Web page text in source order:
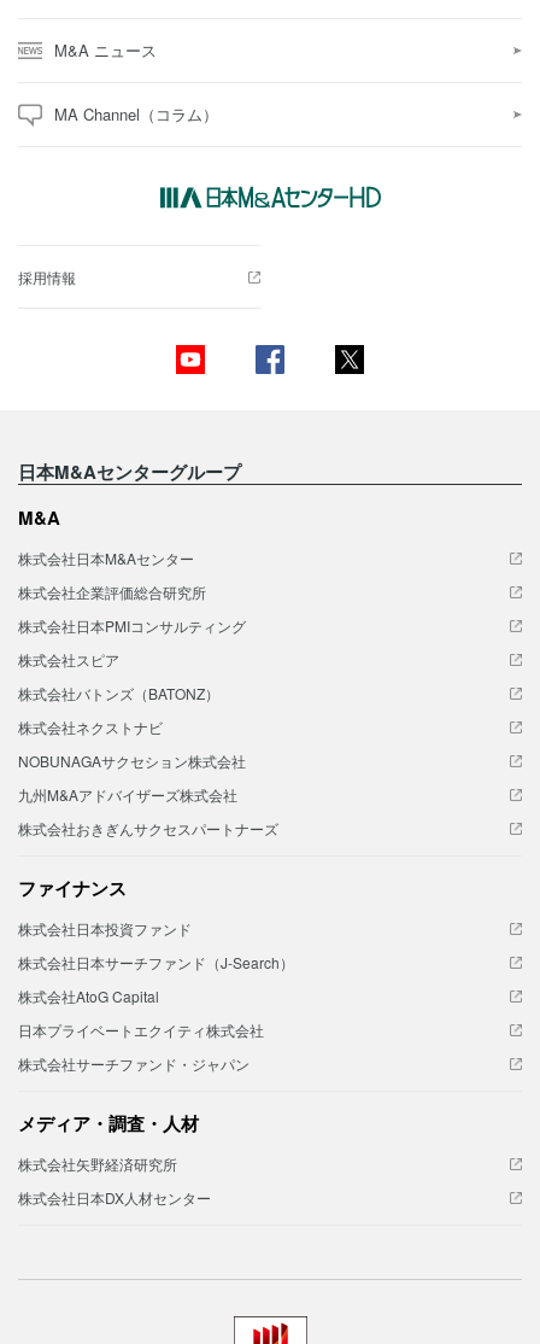
M&A ニュース
MA Channel（コラム）
採用情報
日本M&Aセンターグループ
M&A
株式会社日本M&Aセンター
株式会社企業評価総合研究所
株式会社日本PMIコンサルティング
株式会社スピア
株式会社バトンズ（BATONZ）
株式会社ネクストナビ
NOBUNAGAサクセション株式会社
九州M&Aアドバイザーズ株式会社
株式会社おきぎんサクセスパートナーズ
ファイナンス
株式会社日本投資ファンド
株式会社日本サーチファンド（J-Search）
株式会社AtoG Capital
日本プライベートエクイティ株式会社
株式会社サーチファンド・ジャパン
メディア・調査・人材
株式会社矢野経済研究所
株式会社日本DX人材センター